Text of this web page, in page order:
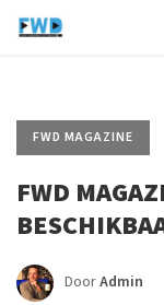
FWD MAGAZINE
FWD
DoorAdmin